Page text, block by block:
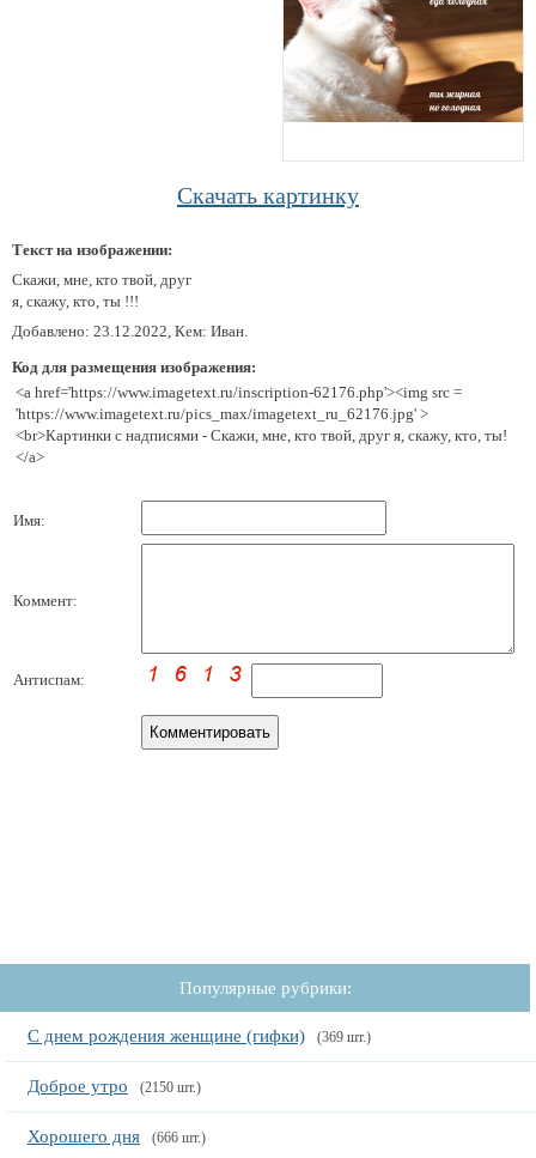
Скачать картинку
Текст на изображении:
Скажи, мне, кто твой, друг
я, скажу, кто, ты !!!
Добавлено: 23.12.2022, Кем: Иван.
Код для размещения изображения:
<a href='https://www.imagetext.ru/inscription-62176.php'><img src =
'https://www.imagetext.ru/pics_max/imagetext_ru_62176.jpg' >
<br>Картинки с надписями - Скажи, мне, кто твой, друг я, скажу, кто, ты!
</a>
Имя:
Коммент:
Антиспам:
Популярные рубрики:
С днем рождения женщине (гифки) (369 шт.)
Доброе утро (2150 шт.)
Хорошего дня (666 шт.)